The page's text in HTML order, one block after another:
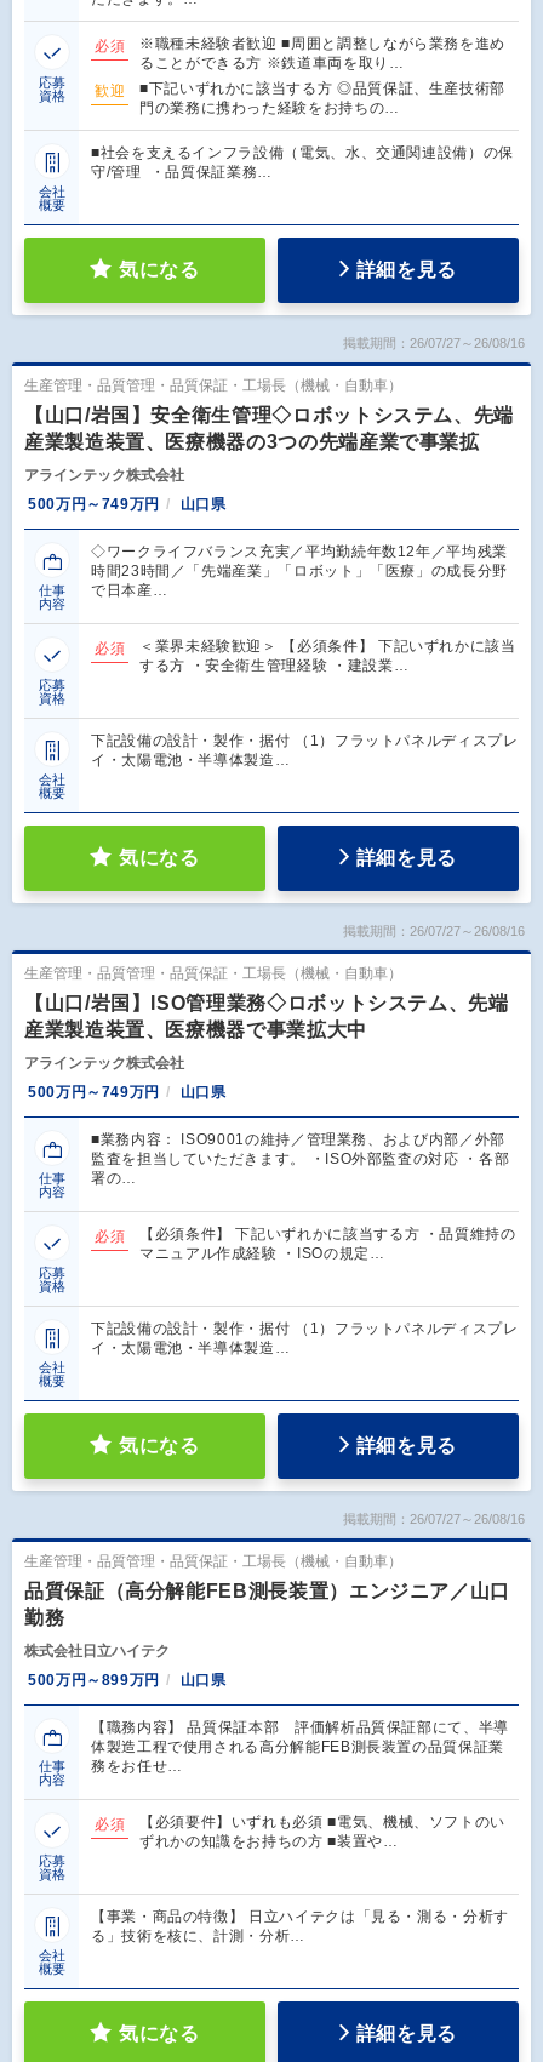
応募
資格
必須
※職種未経験者歓迎 ■周囲と調整しながら業務を進め
ることができる方 ※鉄道車両を取り…
歓迎
■下記いずれかに該当する方 ◎品質保証、生産技術部
門の業務に携わった経験をお持ちの…
会社
概要
■社会を支えるインフラ設備（電気、水、交通関連設備）の保
守/管理 ・品質保証業務…
気になる 詳細を見る
掲載期間：26/07/27～26/08/16
生産管理・品質管理・品質保証・工場長（機械・自動車）
【山口/岩国】安全衛生管理◇ロボットシステム、先端
産業製造装置、医療機器の3つの先端産業で事業拡
アラインテック株式会社
500万円～749万円
山口県
仕事
内容
◇ワークライフバランス充実／平均勤続年数12年／平均残業
時間23時間／「先端産業」「ロボット」「医療」の成長分野
で日本産…
応募
資格
必須
＜業界未経験歓迎＞ 【必須条件】 下記いずれかに該当
する方 ・安全衛生管理経験 ・建設業…
会社
概要
下記設備の設計・製作・据付 （1）フラットパネルディスプレ
イ・太陽電池・半導体製造…
気になる 詳細を見る
掲載期間：26/07/27～26/08/16
生産管理・品質管理・品質保証・工場長（機械・自動車）
【山口/岩国】ISO管理業務◇ロボットシステム、先端
産業製造装置、医療機器で事業拡大中
アラインテック株式会社
500万円～749万円
山口県
仕事
内容
■業務内容： ISO9001の維持／管理業務、および内部／外部
監査を担当していただきます。 ・ISO外部監査の対応 ・各部
署の…
応募
資格
必須
【必須条件】 下記いずれかに該当する方 ・品質維持の
マニュアル作成経験 ・ISOの規定…
会社
概要
下記設備の設計・製作・据付 （1）フラットパネルディスプレ
イ・太陽電池・半導体製造…
気になる 詳細を見る
掲載期間：26/07/27～26/08/16
生産管理・品質管理・品質保証・工場長（機械・自動車）
品質保証（高分解能FEB測長装置）エンジニア／山口
勤務
株式会社日立ハイテク
500万円～899万円
山口県
仕事
内容
【職務内容】 品質保証本部 評価解析品質保証部にて、半導
体製造工程で使用される高分解能FEB測長装置の品質保証業
務をお任せ…
応募
資格
必須
【必須要件】いずれも必須 ■電気、機械、ソフトのい
ずれかの知識をお持ちの方 ■装置や…
会社
概要
【事業・商品の特徴】 日立ハイテクは「見る・測る・分析す
る」技術を核に、計測・分析…
気になる 詳細を見る